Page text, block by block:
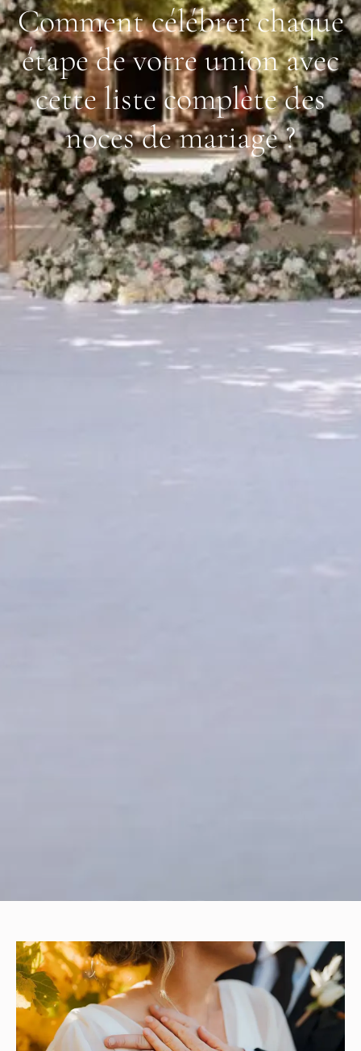
Comment célébrer chaque
étape de votre union avec
cette liste complète des
noces de mariage ?